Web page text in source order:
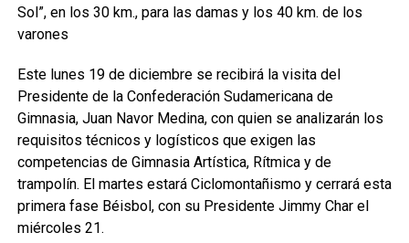
Sol”, en los 30 km., para las damas y los 40 km. de los
varones
Este lunes 19 de diciembre se recibirá la visita del
Presidente de la Confederación Sudamericana de
Gimnasia, Juan Navor Medina, con quien se analizarán los
requisitos técnicos y logísticos que exigen las
competencias de Gimnasia Artística, Rítmica y de
trampolín. El martes estará Ciclomontañismo y cerrará esta
primera fase Béisbol, con su Presidente Jimmy Char el
miércoles 21.